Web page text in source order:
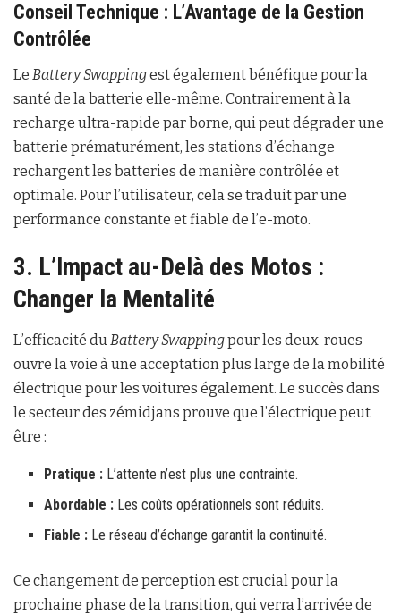
Conseil Technique : L’Avantage de la Gestion
Contrôlée
Le Battery Swappingest également bénéfique pour la
santé de la batterie elle-même. Contrairement à la
recharge ultra-rapide par borne, qui peut dégrader une
batterie prématurément, les stations d’échange
rechargent les batteries de manière contrôlée et
optimale. Pour l’utilisateur, cela se traduit par une
performance constante et fiable de l’e-moto.
3. L’Impact au-Delà des Motos :
Changer la Mentalité
L’efficacité duBattery Swappingpour les deux-roues
ouvre la voie à une acceptation plus large de la mobilité
électrique pour les voitures également. Le succès dans
le secteur des zémidjans prouve que l’électrique peut
être :
Pratique : L’attente n’est plus une contrainte.
Abordable : Les coûts opérationnels sont réduits.
Fiable : Le réseau d’échange garantit la continuité.
Ce changement de perception est crucial pour la
prochaine phase de la transition, qui verra l’arrivée de